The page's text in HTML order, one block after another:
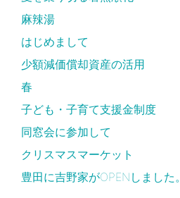
麻辣湯
はじめまして
少額減価償却資産の活用
春
子ども・子育て支援金制度
同窓会に参加して
クリスマスマーケット
豊田に吉野家がOPENしました。